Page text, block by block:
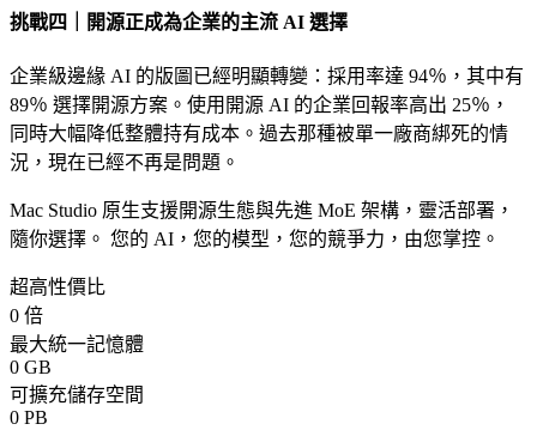
挑戰四｜開源正成為企業的主流 AI 選擇
企業級邊緣 AI 的版圖已經明顯轉變：採用率達 94％，其中有
89％ 選擇開源方案。使用開源 AI 的企業回報率高出 25％，
同時大幅降低整體持有成本。過去那種被單一廠商綁死的情
況，現在已經不再是問題。
Mac Studio 原生支援開源生態與先進 MoE 架構，靈活部署，
隨你選擇。 您的 AI，您的模型，您的競爭力，由您掌控。
超高性價比
0 倍
最大統一記憶體
0 GB
可擴充儲存空間
0 PB